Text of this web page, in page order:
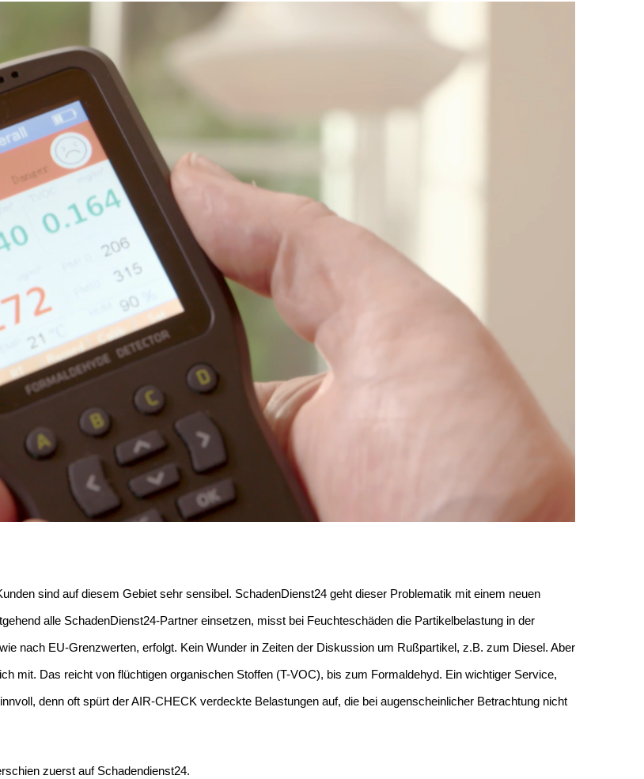
sind auf diesem Gebiet sehr sensibel. SchadenDienst24 geht dieser Problematik mit einem neuen
alle SchadenDienst24-Partner einsetzen, misst bei Feuchteschäden die Partikelbelastung in der
nach EU-Grenzwerten, erfolgt. Kein Wunder in Zeiten der Diskussion um Rußpartikel, z.B. zum Diesel. Aber
mit. Das reicht von flüchtigen organischen Stoffen (T-VOC), bis zum Formaldehyd. Ein wichtiger Service,
denn oft spürt der AIR-CHECK verdeckte Belastungen auf, die bei augenscheinlicher Betrachtung nicht
zuerst auf Schadendienst24.